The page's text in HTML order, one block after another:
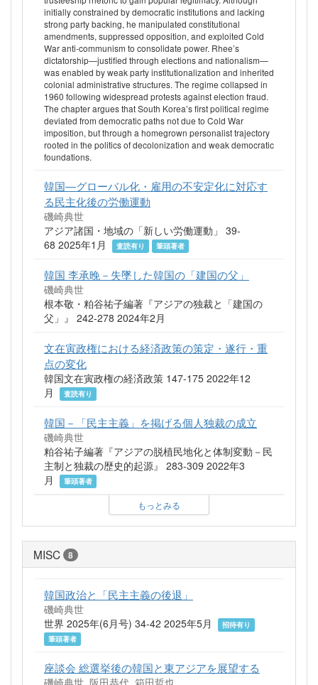
initially constrained by democratic institutions and lacking
strong party backing, he manipulated constitutional
amendments, suppressed opposition, and exploited Cold
War anti-communism to consolidate power. Rhee’s
dictatorship—justified through elections and nationalism—
was enabled by weak party institutionalization and inherited
colonial administrative structures. The regime collapsed in
1960 following widespread protests against election fraud.
The chapter argues that South Korea’s first political regime
deviated from democratic paths not due to Cold War
imposition, but through a homegrown personalist trajectory
rooted in the politics of decolonization and weak democratic
foundations.
韓国―グローバル化・雇用の不安定化に対応す
る民主化後の労働運動
磯崎典世
アジア諸国・地域の「新しい労働運動」 39-
68 2025年1月
査読有り 筆頭著者
韓国 李承晚－失墜した韓国の「建国の父」
磯崎典世
根本敬・粕谷祐子編著『アジアの独裁と「建国の
父」』 242-278 2024年2月
文在寅政権における経済政策の策定・遂行・重
点の変化
韓国文在寅政権の経済政策 147-175 2022年12
月
査読有り
韓国－「民主主義」を掲げる個人独裁の成立
磯崎典世
粕谷祐子編著『アジアの脱植民地化と体制変動－民
主制と独裁の歴史的起源』 283-309 2022年3
月
筆頭著者
もっとみる
MISC 8
韓国政治と「民主主義の後退」
磯崎典世
世界 2025年(6月号) 34-42 2025年5月
招待有り
筆頭著者
座談会 総選挙後の韓国と東アジアを展望する
磯崎典世, 阪田恭代, 箱田哲也